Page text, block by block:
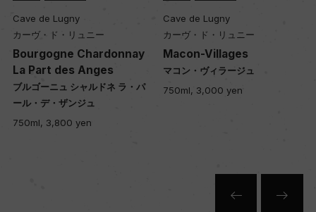
Cave de Lugny
カーヴ・ド・リュニー
Bourgogne Chardonnay
La Part des Anges
ブルゴーニュ シャルドネ ラ・パ
ール・デ・ザンジュ
750ml, 3,800 yen
Cave de Lugny
カーヴ・ド・リュニー
Macon-Villages
マコン・ヴィラージュ
750ml, 3,000 yen